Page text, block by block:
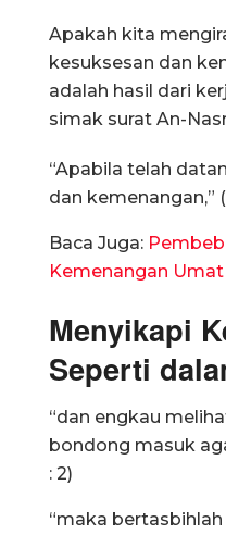
Apakah kita
kesuksesan dan
adalah hasil dari
simak surat An-
“Apabila telah
dan kemenangan,”
Baca Juga:
Kemenangan
Menyikapi
Seperti
“dan engkau
bondong masuk
: 2)
“maka